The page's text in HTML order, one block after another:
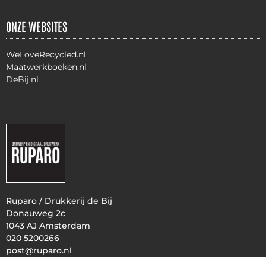
ONZE WEBSITES
WeLoveRecycled.nl
Maatwerkboeken.nl
DeBij.nl
Ruparo / Drukkerij de Bij
Donauweg 2c
1043 AJ Amsterdam
020 5200266
post@ruparo.nl